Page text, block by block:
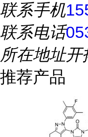
联系手机
联系电话
所在地址开
推荐产品